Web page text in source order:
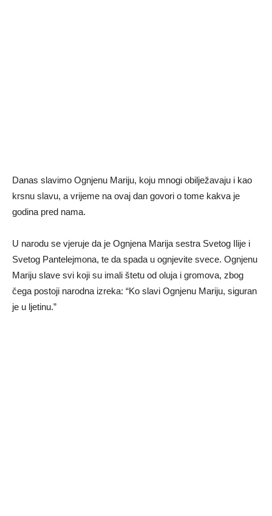
Danas slavimo Ognjenu Mariju, koju mnogi obilježavaju i kao
krsnu slavu, a vrijeme na ovaj dan govori o tome kakva je
godina pred nama.
U narodu se vjeruje da je Ognjena Marija sestra Svetog Ilije i
Svetog Pantelejmona, te da spada u ognjevite svece. Ognjenu
Mariju slave svi koji su imali štetu od oluja i gromova, zbog
čega postoji narodna izreka: “Ko slavi Ognjenu Mariju, siguran
je u ljetinu.”